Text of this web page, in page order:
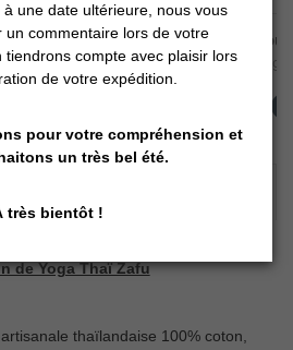
Coussin Thaïlanda...
24,90 € 24,90
de Yoga Thaï Zafu
thaïlandaise 100% coton,
une date ultérieure, nous vous
un commentaire lors de votre
tiendrons compte avec plaisir lors
de votre expédition.
pour votre compréhension et
un très bel été.
très bientôt !